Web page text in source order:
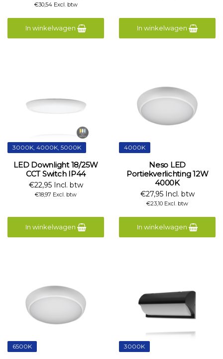
€30,54 Excl. btw
In winkelwagen In winkelwagen
3000K, 4000K, 5000K
LED Downlight 18/25W
CCT Switch IP44
€22,95 Incl. btw
€18,97 Excl. btw
In winkelwagen
4000K
Neso LED
Portiekverlichting 12W
4000K
€27,95 Incl. btw
€23,10 Excl. btw
In winkelwagen
6500K 3000K